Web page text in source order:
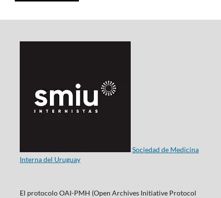
Sociedad de Medicina
Interna del Uruguay
El protocolo OAI-PMH (Open Archives Initiative Protocol